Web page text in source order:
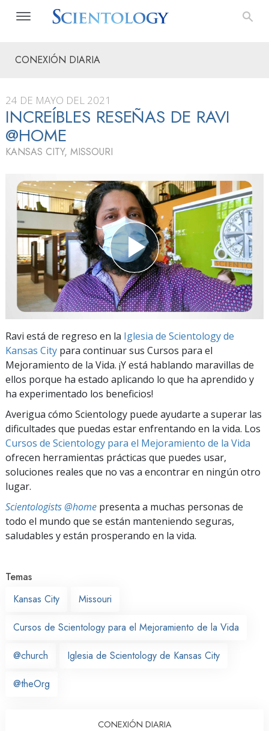
CONEXIÓN DIARIA
24 DE MAYO DEL 2021
INCREÍBLES RESEÑAS DE RAVI
@HOME
KANSAS CITY, MISSOURI
Ravi está de regreso en la Iglesia de Scientology de
Kansas City para continuar sus Cursos para el
Mejoramiento de la Vida. ¡Y está hablando maravillas de
ellos porque ha estado aplicando lo que ha aprendido y
ha experimentado los beneficios!
Averigua cómo Scientology puede ayudarte a superar las
dificultades que puedas estar enfrentando en la vida. Los
Cursos de Scientology para el Mejoramiento de la Vida
ofrecen herramientas prácticas que puedes usar,
soluciones reales que no vas a encontrar en ningún otro
lugar.
Scientologists @home presenta a muchas personas de
todo el mundo que se están manteniendo seguras,
saludables y están prosperando en la vida.
Temas
Kansas City
Missouri
Cursos de Scientology para el Mejoramiento de la Vida
@church Iglesia de Scientology de Kansas City
@theOrg
CONEXIÓN DIARIA